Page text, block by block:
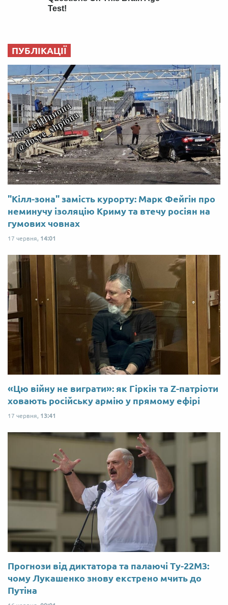
ПУБЛІКАЦІЇ
"Кілл-зона" замість курорту: Марк Фейгін про
неминучу ізоляцію Криму та втечу росіян на
гумових човнах
17 червня, 14:01
«Цю війну не виграти»: як Гіркін та Z-патріоти
ховають російську армію у прямому ефірі
17 червня, 13:41
Прогнози від диктатора та палаючі Ту-22М3:
чому Лукашенко знову екстрено мчить до
Путіна